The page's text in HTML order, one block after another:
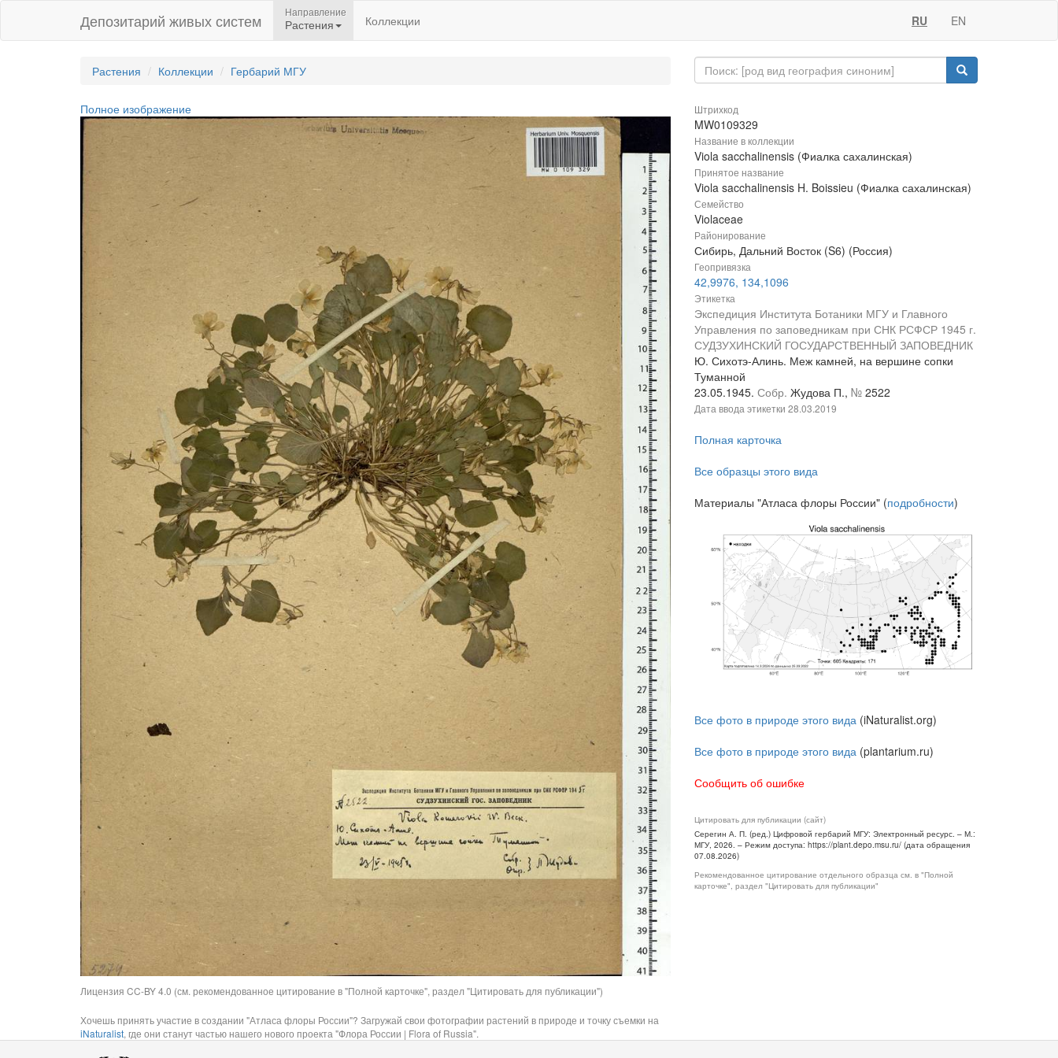
Депозитарий живых систем Направление
Растения Коллекции RU EN
Растения Коллекции Гербарий МГУ
Полное изображение
Лицензия CC-BY 4.0 (см. рекомендованное цитирование в "Полной карточке", раздел "Цитировать для публикации")
Хочешь принять участие в создании "Атласа флоры России"? Загружай свои фотографии растений в природе и точку съемки на
iNaturalist, где они станут частью нашего нового проекта "Флора России | Flora of Russia".
Штрихкод
MW0109329
Название в коллекции
Viola sacchalinensis (Фиалка сахалинская)
Принятое название
Viola sacchalinensis H. Boissieu (Фиалка сахалинская)
Семейство
Violaceae
Районирование
Сибирь, Дальний Восток (S6) (Россия)
Геопривязка
42,9976, 134,1096
Этикетка
Экспедиция Института Ботаники МГУ и Главного
Управления по заповедникам при СНК РСФСР 1945 г.
СУДЗУХИНСКИЙ ГОСУДАРСТВЕННЫЙ ЗАПОВЕДНИК
Ю. Сихотэ-Алинь. Меж камней, на вершине сопки
Туманной
23.05.1945. Собр. Жудова П., № 2522
Дата ввода этикетки 28.03.2019
Полная карточка
Все образцы этого вида
Материалы "Атласа флоры России" (подробности)
Все фото в природе этого вида (iNaturalist.org)
Все фото в природе этого вида (plantarium.ru)
Сообщить об ошибке
Цитировать для публикации (сайт)
Серегин А. П. (ред.) Цифровой гербарий МГУ: Электронный ресурс. – М.:
МГУ, 2026. – Режим доступа: https://plant.depo.msu.ru/ (дата обращения
07.08.2026)
Рекомендованное цитирование отдельного образца см. в "Полной
карточке", раздел "Цитировать для публикации"